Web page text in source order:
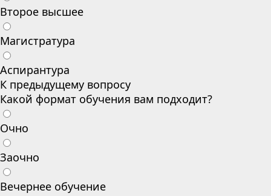
Второе высшее
Магистратура
Аспирантура
К предыдущему вопросу
Какой формат обучения вам подходит?
Очно
Заочно
Вечернее обучение